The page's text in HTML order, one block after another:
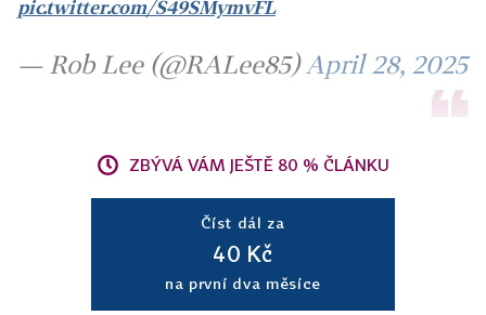
pic.twitter.com/S49SMymvFL
— Rob Lee (@RALee85) April 28, 2025
ZBÝVÁ VÁM JEŠTĚ 80 % ČLÁNKU
Číst dál za
40 Kč
na první dva měsíce